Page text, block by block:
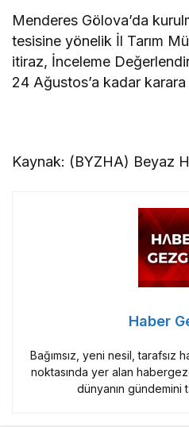
Menderes Gölova’da
tesisine yönelik İl Tarım
itiraz, İnceleme
24 Ağustos’a kadar
Kaynak: (BYZHA) Beyaz
Haber
Bağımsız, yeni nesil,
noktasında yer alan
dünyanın gündemini